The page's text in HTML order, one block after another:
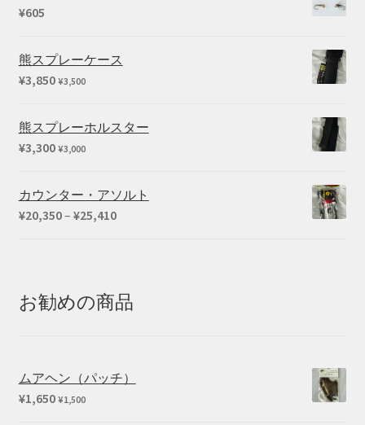
¥605
熊スプレーケース
¥3,850 ¥3,500
熊スプレーホルスター
¥3,300 ¥3,000
カウンター・アソルト
¥20,350– ¥25,410価
–
¥25,410
お勧めの商品
ムアヘン（パッチ）
¥1,650 ¥1,500